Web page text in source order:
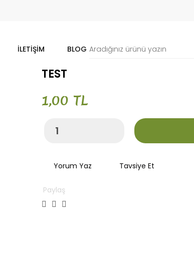
İLETIŞIM BLOG
TEST
1,00 TL
Yorum Yaz Tavsiye Et
Paylaş